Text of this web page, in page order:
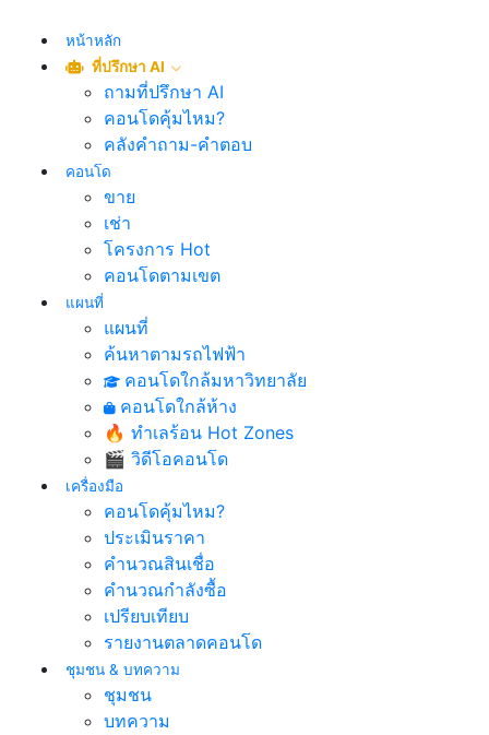
หน้าหลัก
ที่ปรึกษา AI
ถามที่ปรึกษา AI
คอนโดคุ้มไหม?
คลังคำถาม-คำตอบ
คอนโด
ขาย
เช่า
โครงการ Hot
คอนโดตามเขต
แผนที่
แผนที่
ค้นหาตามรถไฟฟ้า
คอนโดใกล้มหาวิทยาลัย
คอนโดใกล้ห้าง
🔥 ทำเลร้อน Hot Zones
🎬 วิดีโอคอนโด
เครื่องมือ
คอนโดคุ้มไหม?
ประเมินราคา
คำนวณสินเชื่อ
คำนวณกำลังซื้อ
เปรียบเทียบ
รายงานตลาดคอนโด
ชุมชน & บทความ
ชุมชน
บทความ